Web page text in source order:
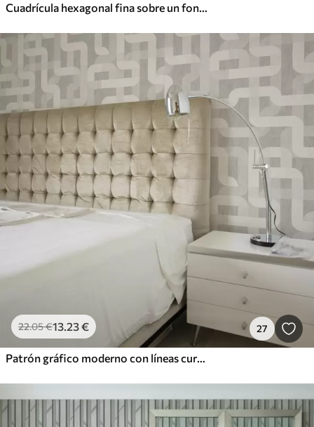
Cuadrícula hexagonal fina sobre un fondo texturizado gris claro
22.05€13.23€ 27
Patrón gráfico moderno con líneas curvas